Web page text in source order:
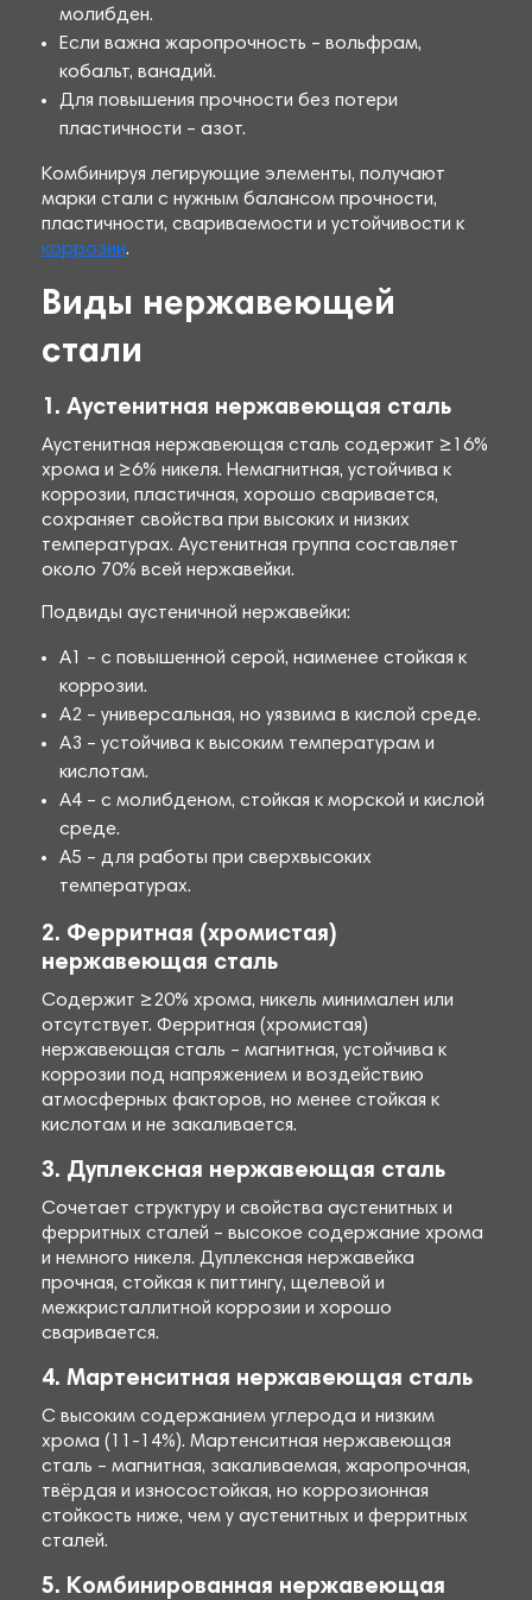
молибден.
Если важна жаропрочность – вольфрам,
кобальт, ванадий.
Для повышения прочности без потери
пластичности – азот.
Комбинируя легирующие элементы, получают
марки стали с нужным балансом прочности,
пластичности, свариваемости и устойчивости к
коррозии.
Виды нержавеющей
стали
1. Аустенитная нержавеющая сталь
Аустенитная нержавеющая сталь содержит ≥16%
хрома и ≥6% никеля. Немагнитная, устойчива к
коррозии, пластичная, хорошо сваривается,
сохраняет свойства при высоких и низких
температурах. Аустенитная группа составляет
около 70% всей нержавейки.
Подвиды аустеничной нержавейки:
A1 – с повышенной серой, наименее стойкая к
коррозии.
A2 – универсальная, но уязвима в кислой среде.
A3 – устойчива к высоким температурам и
кислотам.
A4 – с молибденом, стойкая к морской и кислой
среде.
A5 – для работы при сверхвысоких
температурах.
2. Ферритная (хромистая)
нержавеющая сталь
Содержит ≥20% хрома, никель минимален или
отсутствует. Ферритная (хромистая)
нержавеющая сталь – магнитная, устойчива к
коррозии под напряжением и воздействию
атмосферных факторов, но менее стойкая к
кислотам и не закаливается.
3. Дуплексная нержавеющая сталь
Сочетает структуру и свойства аустенитных и
ферритных сталей – высокое содержание хрома
и немного никеля. Дуплексная нержавейка
прочная, стойкая к питтингу, щелевой и
межкристаллитной коррозии и хорошо
сваривается.
4. Мартенситная нержавеющая сталь
С высоким содержанием углерода и низким
хрома (11-14%). Мартенситная нержавеющая
сталь – магнитная, закаливаемая, жаропрочная,
твёрдая и износостойкая, но коррозионная
стойкость ниже, чем у аустенитных и ферритных
сталей.
5. Комбинированная нержавеющая